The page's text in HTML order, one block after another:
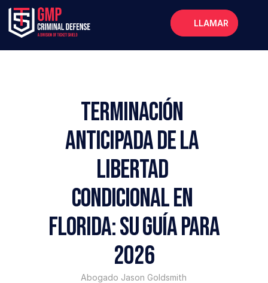
LLAMAR
Servicios
Preguntas frecuentes
Terminación
Anticipada de la
Libertad
Condicional en
Florida: Su Guía para
2026
Abogado Jason Goldsmith